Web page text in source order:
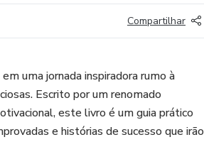
Compartilhar
uma jornada inspiradora rumo à
Escrito por um renomado
este livro é um guia prático
e histórias de sucesso que irão